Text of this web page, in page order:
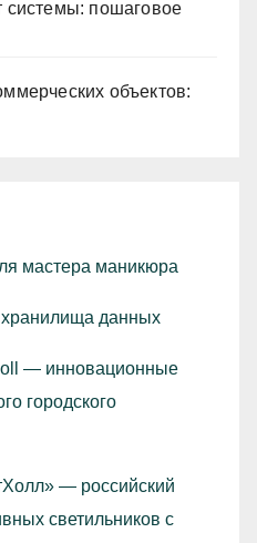
системы: пошаговое
объектов:
мастера маникюра
данных
— инновационные
городского
— российский
светильников с